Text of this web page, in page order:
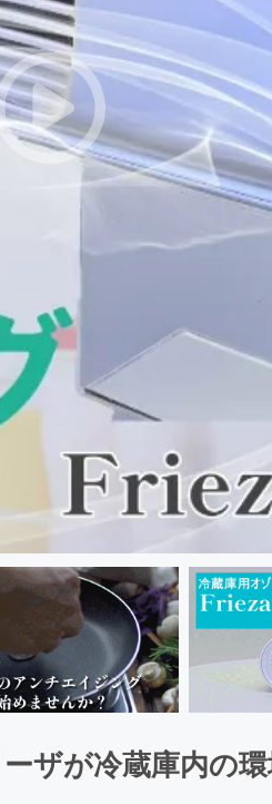
ザが冷蔵庫内の